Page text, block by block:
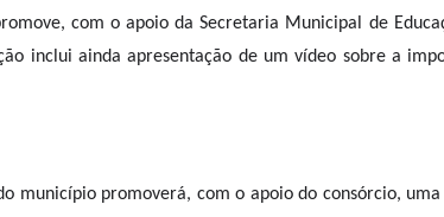
com o apoio da Secretaria Municipal de
inclui ainda apresentação de um vídeo sobre a
município promoverá, com o apoio do consórcio,